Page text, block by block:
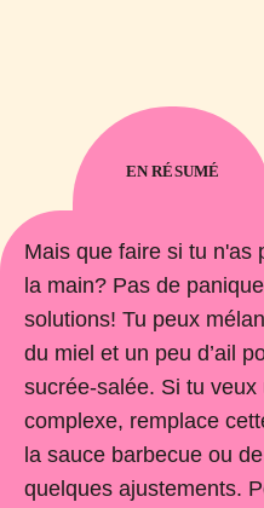
EN RÉSUMÉ
Mais que faire si tu n'as
la main? Pas de
solutions! Tu peux
du miel et un peu d’ail
sucrée-salée. Si tu
complexe, remplace
la sauce barbecue ou
quelques ajustements.